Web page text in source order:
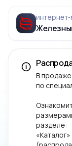
В продаже
по
разделе: